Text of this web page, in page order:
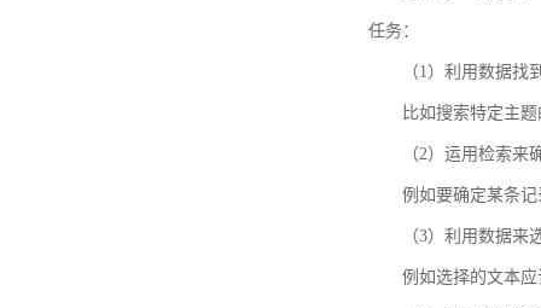
任务：
（1）利用数据找
比如搜索特定主
（2）运用检索来
例如要确定某条
（3）利用数据来
例如选择的文本